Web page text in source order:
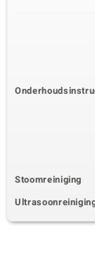
Stoomreiniging